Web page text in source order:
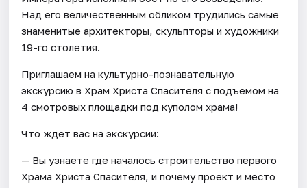
Над его величественным обликом трудились самые
знаменитые архитекторы, скульпторы и художники
19-го столетия.
Приглашаем на культурно-познавательную
экскурсию в Храм Христа Спасителя с подъемом на
4 смотровых площадки под куполом храма!
Что ждет вас на экскурсии:
— Вы узнаете где началось строительство первого
Храма Христа Спасителя, и почему проект и место